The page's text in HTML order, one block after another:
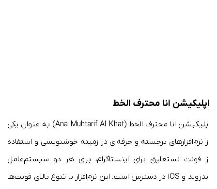
اپلیکیشن انا محترف الخط
اپلیکیشن انا محترف الخط (Ana Muhtarif Al Khat) به عنوان یکی
از نرم‌افزارهای برجسته و حرفه‌ای در زمینه خوشنویسی و استفاده
از فونت نستعلیق برای اینستاگرام، برای هر دو سیستم‌عامل
اندروید و iOS در دسترس است. این نرم‌افزار با تنوع بالای فونت‌ها